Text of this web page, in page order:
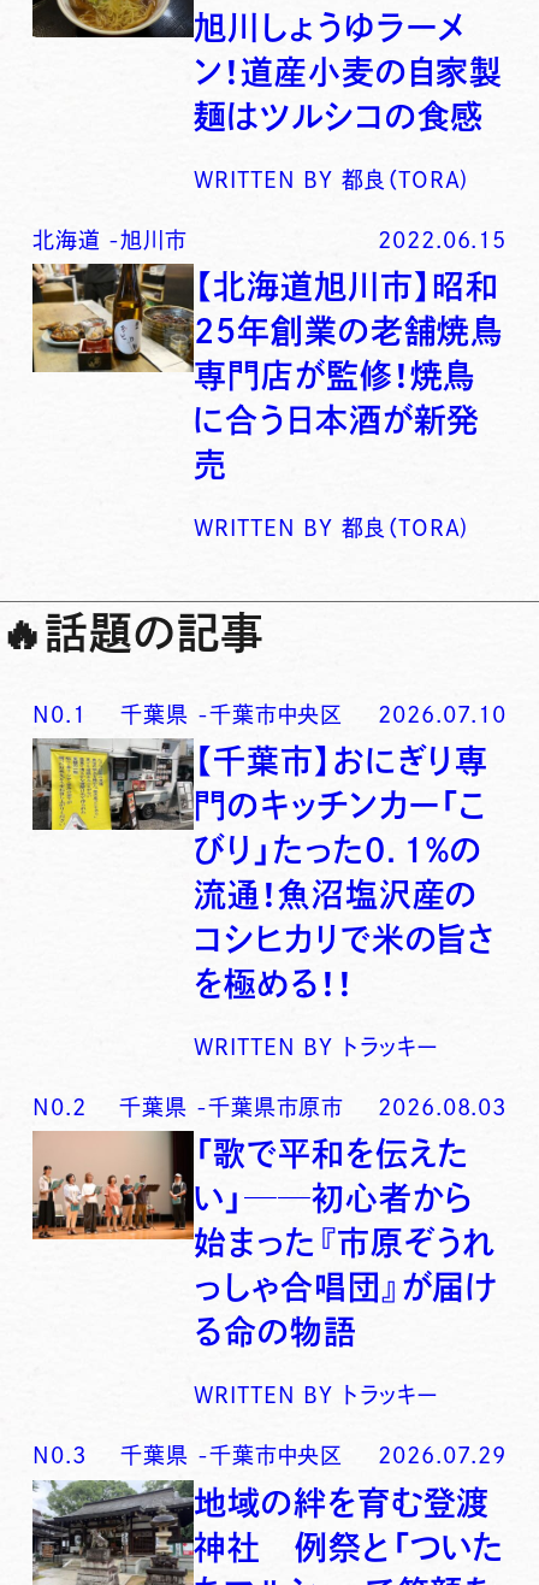
旭川しょうゆラーメ
ン！道産小麦の自家製
麺はツルシコの食感
WRITTEN BY 都良（TORA)
北海道 -旭川市 2022.06.15
【北海道旭川市】昭和
25年創業の老舗焼鳥
専門店が監修！焼鳥
に合う日本酒が新発
売
WRITTEN BY 都良（TORA)
🔥話題の記事
N0. 1 千葉県 -千葉市中央区 2026.07.10
【千葉市】おにぎり専
門のキッチンカー「こ
びり」たった0．1％の
流通！魚沼塩沢産の
コシヒカリで米の旨さ
を極める！！
WRITTEN BY トラッキー
N0. 2 千葉県 -千葉県市原市 2026.08.03
「歌で平和を伝えた
い」──初心者から
始まった『市原ぞうれ
っしゃ合唱団』が届け
る命の物語
WRITTEN BY トラッキー
N0. 3 千葉県 -千葉市中央区 2026.07.29
地域の絆を育む登渡
神社 例祭と「ついた